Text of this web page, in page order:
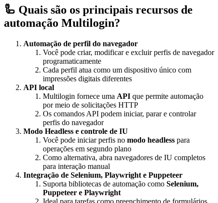
🦾 Quais são os principais recursos de
automação Multilogin?
Automação de perfil do navegador
Você pode criar, modificar e excluir perfis de navegador
programaticamente
Cada perfil atua como um dispositivo único com
impressões digitais diferentes
API local
Multilogin fornece uma API que permite automação
por meio de solicitações HTTP
Os comandos API podem iniciar, parar e controlar
perfis do navegador
Modo Headless e controle de IU
Você pode iniciar perfis no modo headless para
operações em segundo plano
Como alternativa, abra navegadores de IU completos
para interação manual
Integração de Selenium, Playwright e Puppeteer
Suporta bibliotecas de automação como Selenium,
Puppeteer e Playwright